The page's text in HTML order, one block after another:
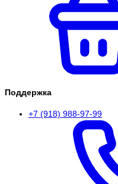
Поддержка
+7 (918) 988-97-99